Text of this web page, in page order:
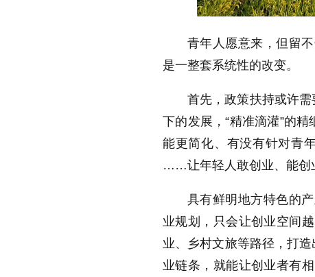
青年人愿意来，但留
是一整套系统性的改变。
首先，政策扶持或许需
下的发展，“精准滴灌”的
能更简化、有没有针对青
……让年轻人敢创业、能创
具有鲜明地方特色的
业规划，只会让创业空间
业、乡村文旅等路径，打
业链条，就能让创业者有